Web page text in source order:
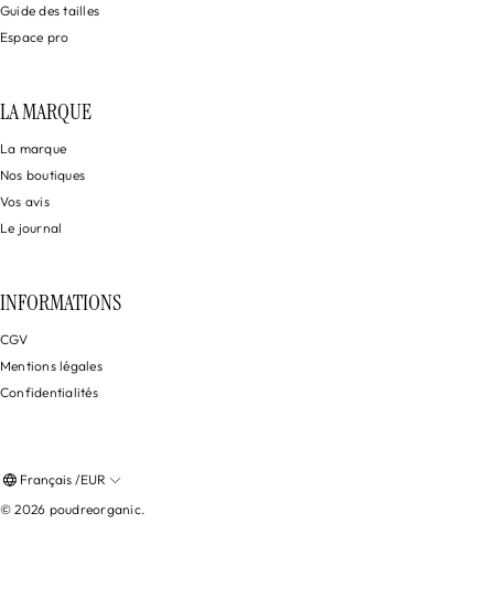
Guide des tailles
Espace pro
LA MARQUE
La marque
Nos boutiques
Vos avis
Le journal
INFORMATIONS
CGV
Mentions légales
Confidentialités
Français /EUR
© 2026 poudreorganic.